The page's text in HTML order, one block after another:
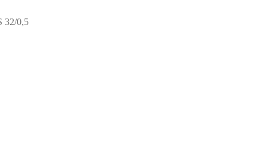
32/0,5